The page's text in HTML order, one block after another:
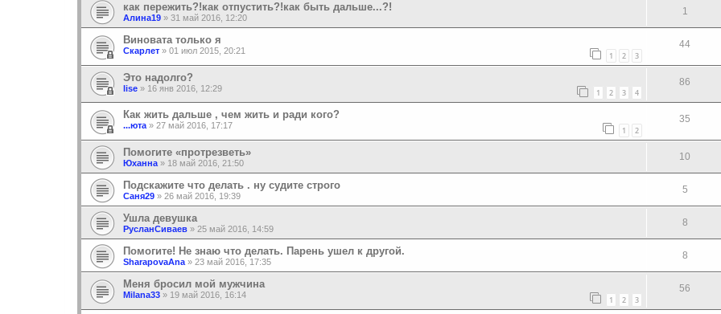
как пережить?!как отпустить?!как быть дальше...?!
Алина19 » 31 май 2016, 12:20
1
Виновата только я
Скарлет » 01 июл 2015, 20:21 1 2 3
44
Это надолго?
lise » 16 янв 2016, 12:29 1 2 3 4
86
Как жить дальше , чем жить и ради кого?
...юта» 27 май 2016, 17:17 1 2
35
Помогите «протрезветь»
Юханна » 18 май 2016, 21:50
10
Подскажите что делать . ну судите строго
Саня29 » 26 май 2016, 19:39
5
Ушла девушка
РусланСиваев » 25 май 2016, 14:59
8
Помогите! Не знаю что делать. Парень ушел к другой.
SharapovaAna » 23 май 2016, 17:35
8
Меня бросил мой мужчина
Milana33 » 19 май 2016, 16:14 1 2 3
56